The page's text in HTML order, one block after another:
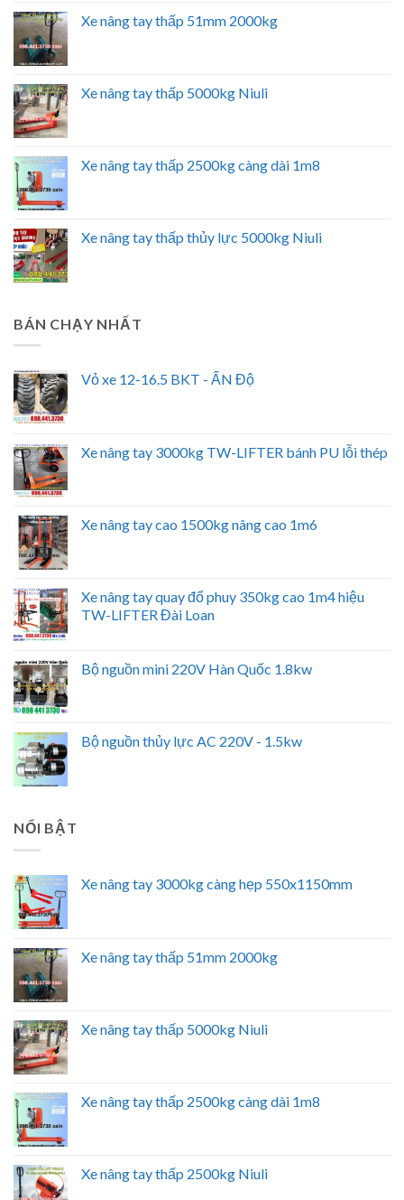
Xe nâng tay thấp 51mm 2000kg
Xe nâng tay thấp 5000kg Niuli
Xe nâng tay thấp 2500kg càng dài 1m8
Xe nâng tay thấp thủy lực 5000kg Niuli
BÁN CHẠY NHẤT
Vỏ xe 12-16.5 BKT - ẤN Độ
Xe nâng tay 3000kg TW-LIFTER bánh PU lỗi thép
Xe nâng tay cao 1500kg nâng cao 1m6
Xe nâng tay quay đổ phuy 350kg cao 1m4 hiệu
TW-LIFTER Đài Loan
Bộ nguồn mini 220V Hàn Quốc 1.8kw
Bộ nguồn thủy lực AC 220V - 1.5kw
NỔI BẬT
Xe nâng tay 3000kg càng hẹp 550x1150mm
Xe nâng tay thấp 51mm 2000kg
Xe nâng tay thấp 5000kg Niuli
Xe nâng tay thấp 2500kg càng dài 1m8
Xe nâng tay thấp 2500kg Niuli